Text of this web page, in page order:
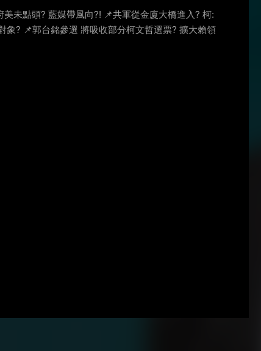
未點頭? 藍媒帶風向?! 📌共軍從金廈大橋進入? 柯:
? 📌郭台銘參選 將吸收部分柯文哲選票? 擴大賴領